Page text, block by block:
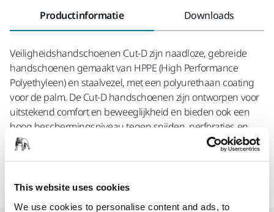
This website uses cookies
We use cookies to personalise content and ads, to
Productinformatie Downloads
Veiligheidshandschoenen Cut-D zijn naadloze, gebreide
handschoenen gemaakt van HPPE (High Performance
Polyethyleen) en staalvezel, met een polyurethaan coating
voor de palm. De Cut-D handschoenen zijn ontworpen voor
uitstekend comfort en beweeglijkheid en bieden ook een
hoog beschermingsniveau tegen snijden, perforaties en
scheuren. Geschikt voor gebruik in de bouw, transport en
opslag, auto-industrie, apparatenbouw en ingewikkelde